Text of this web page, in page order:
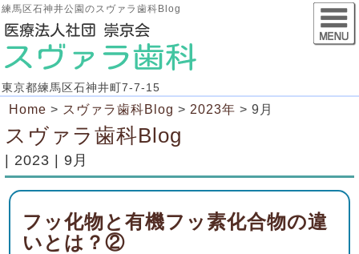
練馬区石神井公園のスヴァラ歯科Blog
東京都練馬区石神井町7-7-15
Home > スヴァラ歯科Blog > 2023年 > 9月
スヴァラ歯科Blog
| 2023 | 9月
フッ化物と有機フッ素化合物の違
いとは？②